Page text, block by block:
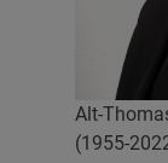
Alt-
(1955-